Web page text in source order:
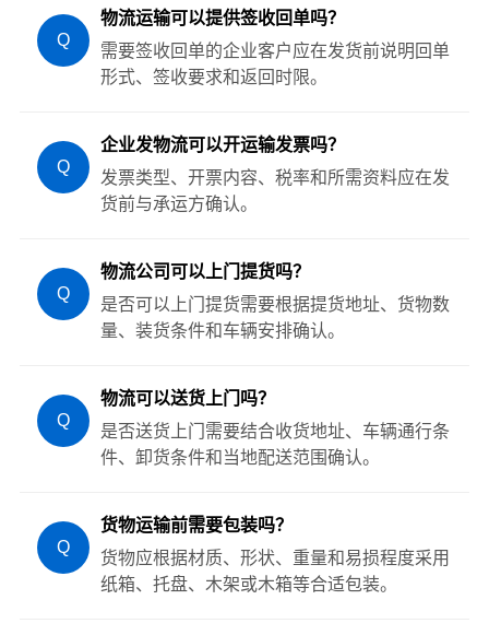
Q
物流运输可以提供签收回单吗？
需要签收回单的企业客户应在发货前说明回单
形式、签收要求和返回时限。
Q
企业发物流可以开运输发票吗？
发票类型、开票内容、税率和所需资料应在发
货前与承运方确认。
Q
物流公司可以上门提货吗？
是否可以上门提货需要根据提货地址、货物数
量、装货条件和车辆安排确认。
Q
物流可以送货上门吗？
是否送货上门需要结合收货地址、车辆通行条
件、卸货条件和当地配送范围确认。
Q
货物运输前需要包装吗？
货物应根据材质、形状、重量和易损程度采用
纸箱、托盘、木架或木箱等合适包装。